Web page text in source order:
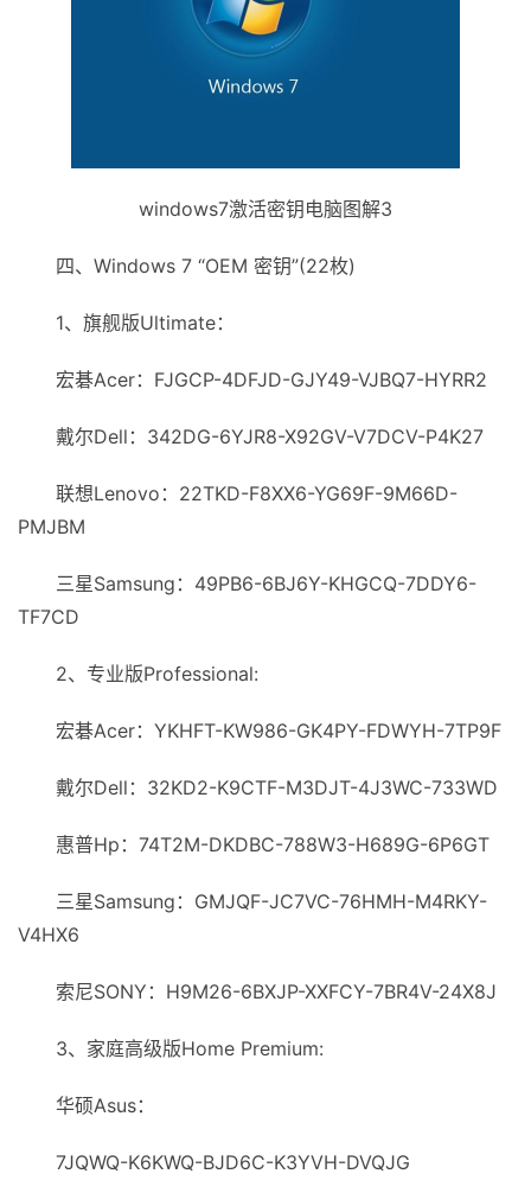
windows7激活密钥电脑图解3
四、Windows 7 “OEM 密钥”(22枚)
1、旗舰版Ultimate：
宏碁Acer：FJGCP-4DFJD-GJY49-VJBQ7-HYRR2
戴尔Dell：342DG-6YJR8-X92GV-V7DCV-P4K27
联想Lenovo：22TKD-F8XX6-YG69F-9M66D-
PMJBM
三星Samsung：49PB6-6ВJ6Y-KHGCQ-7DDY6-
TF7CD
2、专业版Professional:
宏碁Acer：YKHFT-KW986-GK4РY-FDWYH-7TP9F
戴尔Dell：32KD2-K9CTF-M3DJT-4J3WC-733WD
惠普Hp：74T2M-DKDBC-788W3-H689G-6P6GT
三星Samsung：GMJQF-JC7VC-76HMH-M4RKY-
V4HX6
索尼SONY：H9M26-6BΧJP-XXFCY-7BR4V-24X8J
3、家庭高级版Home Premium:
华硕Asus：
7JQWQ-K6KWQ-ВJD6C-K3YVH-DVQJG